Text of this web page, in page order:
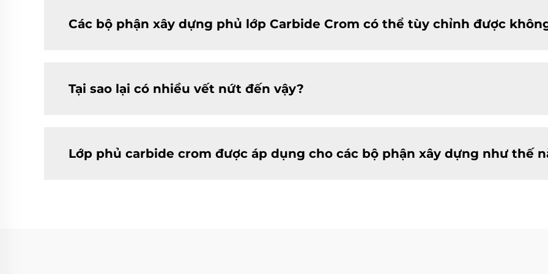
Các bộ phận xây dựng phủ lớp Carbide Crom có thể tùy chỉnh được
Tại sao lại có nhiều vết nứt đến vậy?
Lớp phủ carbide crom được áp dụng cho các bộ phận xây dựng như thế